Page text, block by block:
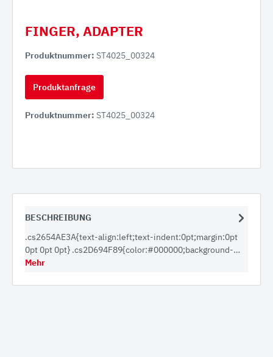
FINGER, ADAPTER
Produktnummer: ST4025_00324
Produktanfrage
Produktnummer: ST4025_00324
BESCHREIBUNG
.cs2654AE3A{text-align:left;text-indent:0pt;margin:0pt
0pt 0pt 0pt} .cs2D694F89{color:#000000;background-…
Mehr